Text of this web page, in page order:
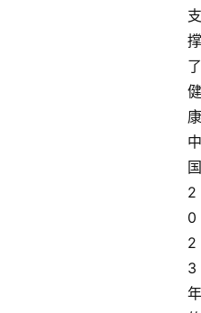
支
撑
了
健
康
中
国
2
0
2
3
年